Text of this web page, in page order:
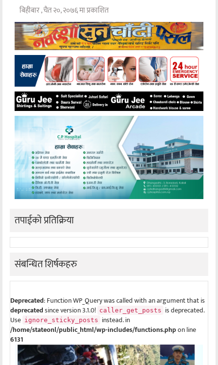
बिहीबार , चैत २०, २०७६ मा प्रकाशित
तपाईको प्रतिक्रिया
संबन्धित शिर्षकहरु
Deprecated: Function WP_Query was called with an argument that is
deprecatedsince version 3.1.0! caller_get_posts is deprecated.
Use ignore_sticky_posts instead. in
/home/stateonl/public_html/wp-includes/functions.phpon line
6131